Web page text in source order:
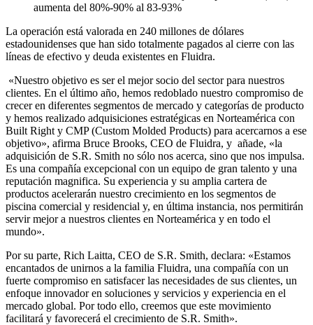
aumenta del 80%-90% al 83-93%
La operación está valorada en 240 millones de dólares
estadounidenses que han sido totalmente pagados al cierre con las
líneas de efectivo y deuda existentes en Fluidra.
«Nuestro objetivo es ser el mejor socio del sector para nuestros
clientes. En el último año, hemos redoblado nuestro compromiso de
crecer en diferentes segmentos de mercado y categorías de producto
y hemos realizado adquisiciones estratégicas en Norteamérica con
Built Right y CMP (Custom Molded Products) para acercarnos a ese
objetivo», afirma Bruce Brooks, CEO de Fluidra, y añade, «la
adquisición de S.R. Smith no sólo nos acerca, sino que nos impulsa.
Es una compañía excepcional con un equipo de gran talento y una
reputación magnifica. Su experiencia y su amplia cartera de
productos acelerarán nuestro crecimiento en los segmentos de
piscina comercial y residencial y, en última instancia, nos permitirán
servir mejor a nuestros clientes en Norteamérica y en todo el
mundo».
Por su parte, Rich Laitta, CEO de S.R. Smith, declara: «Estamos
encantados de unirnos a la familia Fluidra, una compañía con un
fuerte compromiso en satisfacer las necesidades de sus clientes, un
enfoque innovador en soluciones y servicios y experiencia en el
mercado global. Por todo ello, creemos que este movimiento
facilitará y favorecerá el crecimiento de S.R. Smith».